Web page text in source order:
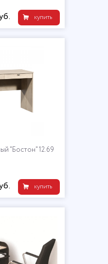
купить
"Бостон" 12.69
купить